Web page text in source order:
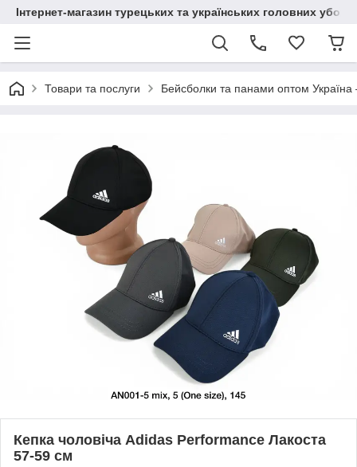
Інтернет-магазин турецьких та українських головних
Товари та послуги Бейсболки та панами оптом
Кепка чоловіча Adidas Performance Лакоста
57-59 см